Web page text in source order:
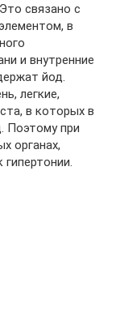
связано с
в
и внутренние
йод.
легкие,
в которых в
Поэтому при
органах,